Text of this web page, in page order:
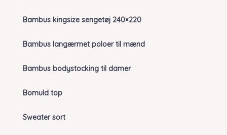
Bambus kingsize sengetøj 240×220
Bambus langærmet poloer til mænd
Bambus bodystocking til damer
Bomuld top
Sweater sort